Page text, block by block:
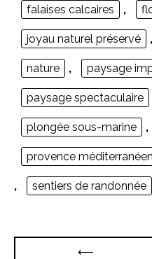
falaises calcaires ,
joyau naturel préservé ,
nature , paysage
paysage spectaculaire
plongée sous-marine ,
provence
, sentiers de randonnée
Navigation
⟵